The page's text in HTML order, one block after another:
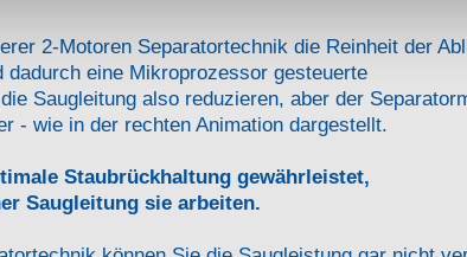
2-Motoren Separatortechnik die Reinheit der
eine Mikroprozessor gesteuerte
Saugleitung also reduzieren, aber der
- wie in der rechten Animation dargestellt.
Staubrückhaltung gewährleistet,
Saugleitung sie arbeiten.